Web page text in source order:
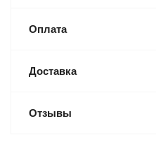
Оплата
Доставка
Отзывы